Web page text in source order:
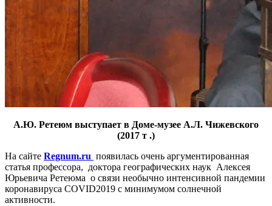
А.Ю. Ретеюм выступает в Доме-музее А.Л. Чижевского
(2017 т .)
На сайте Regnum.ru появилась очень аргументированная
статья профессора, доктора географических наук Алексея
Юрьевича Ретеюма о связи необычно интенсивной пандемии
коронавируса COVID2019 с минимумом солнечной
активности.